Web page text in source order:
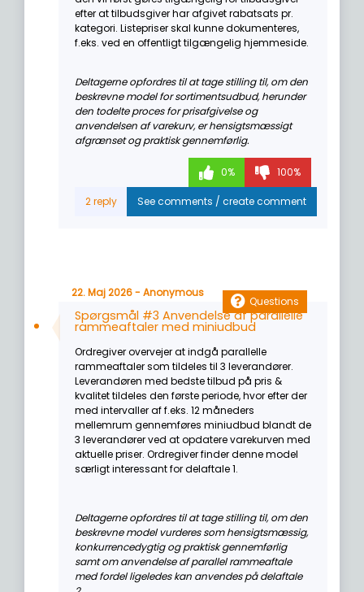
efter at tilbudsgiver har afgivet rabatsats pr.
kategori. Listepriser skal kunne dokumenteres,
f.eks. ved en offentligt tilgængelig hjemmeside.
Deltagerne opfordres til at tage stilling til, om den
beskrevne model for sortimentsudbud, herunder
den todelte proces for prisafgivelse og
anvendelsen af varekurv, er hensigtsmæssigt
afgrænset og praktisk gennemførlig.
0% 100%
22. Maj 2026 - Anonymous
Questions
Spørgsmål #3 Anvendelse af parallelle
rammeaftaler med miniudbud
Ordregiver overvejer at indgå parallelle
rammeaftaler som tildeles til 3 leverandører.
Leverandøren med bedste tilbud på pris &
kvalitet tildeles den første periode, hvor efter der
med intervaller af f.eks. 12 måneders
mellemrum gennemføres miniudbud blandt de
3 leverandører ved at opdatere varekurven med
aktuelle priser. Ordregiver finder denne model
særligt interessant for delaftale 1.
Deltagerne opfordres til at tage stilling til, om den
beskrevne model vurderes som hensigtsmæssig,
konkurrencedygtig og praktisk gennemførlig
samt om anvendelse af parallel rammeaftale
med fordel ligeledes kan anvendes på delaftale